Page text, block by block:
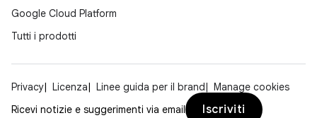
Google Cloud Platform
Tutti i prodotti
Privacy Licenza Linee guida per il brand
Manage cookies
Ricevi notizie e suggerimenti via email
Iscriviti